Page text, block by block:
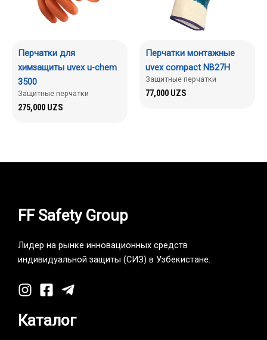
Перчатки для
химзащиты uvex u-chem
3500
Защитные перчатки
275,000 UZS
Перчатки монтажные
uvex compact NB27H
Защитные перчатки
77,000 UZS
FF Safety Group
Лидер на рынке инновационных средств
индивидуальной защиты (СИЗ) в Узбекистане.
Каталог